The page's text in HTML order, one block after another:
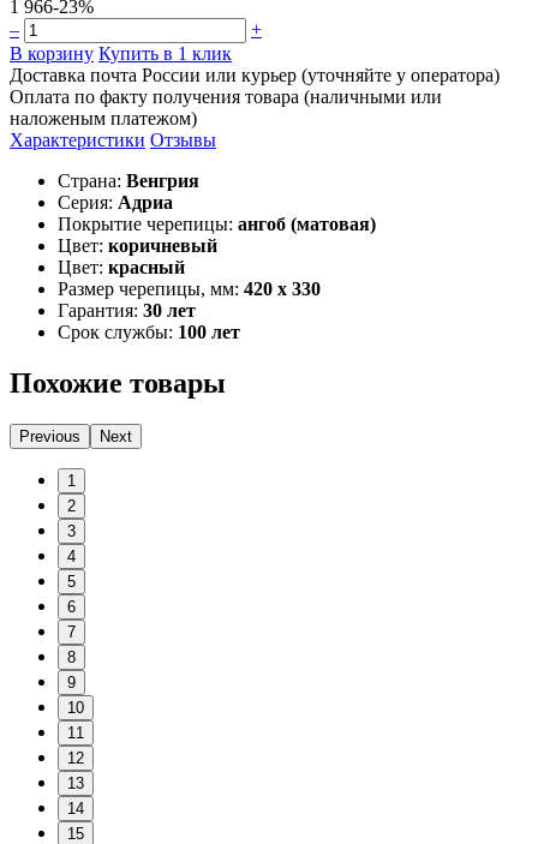
1 966-23%
–
+
В корзину Купить в 1 клик
Доставка почта России или курьер (уточняйте у оператора)
Оплата по факту получения товара (наличными или
наложеным платежом)
Характеристики Отзывы
Страна: Венгрия
Серия: Адриа
Покрытие черепицы: ангоб (матовая)
Цвет: коричневый
Цвет: красный
Размер черепицы, мм: 420 x 330
Гарантия: 30 лет
Срок службы: 100 лет
Похожие товары
Previous Next
1
2
3
4
5
6
7
8
9
10
11
12
13
14
15